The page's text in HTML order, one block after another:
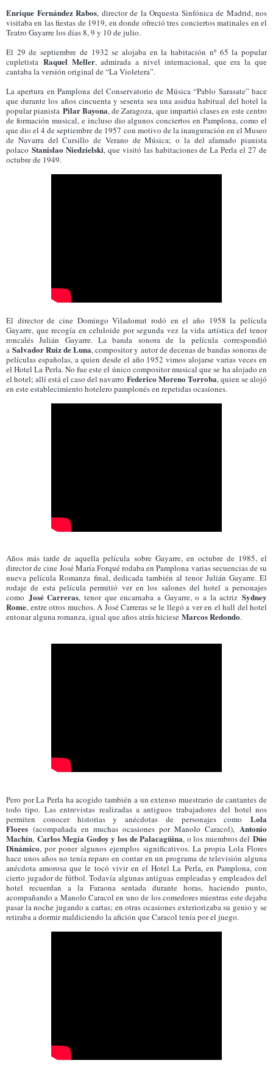
Enrique Fernández Rabos, director de la Orquesta Sinfónica de Madrid, nos
visitaba en las fiestas de 1919, en donde ofreció tres conciertos matinales en el
Teatro Gayarre los días 8, 9 y 10 de julio.
El 29 de septiembre de 1932 se alojaba en la habitación nº 65 la popular
cupletista Raquel Meller, admirada a nivel internacional, que era la que
cantaba la versión original de “La Violetera”.
La apertura en Pamplona del Conservatorio de Música “Pablo Sarasate” hace
que durante los años cincuenta y sesenta sea una asidua habitual del hotel la
popular pianista Pilar Bayona, de Zaragoza, que impartió clases en este centro
de formación musical, e incluso dio algunos conciertos en Pamplona, como el
que dio el 4 de septiembre de 1957 con motivo de la inauguración en el Museo
de Navarra del Cursillo de Verano de Música; o la del afamado pianista
polaco Stanislao Niedzielski, que visitó las habitaciones de La Perla el 27 de
octubre de 1949.
El director de cine Domingo Viladomat rodó en el año 1958 la película
Gayarre, que recogía en celuloide por segunda vez la vida artística del tenor
roncalés Julián Gayarre. La banda sonora de la película correspondió
aSalvador Ruiz de Luna, compositor y autor de decenas de bandas sonoras de
películas españolas, a quien desde el año 1952 vimos alojarse varias veces en
el Hotel La Perla. No fue este el único compositor musical que se ha alojado en
el hotel; allí está el caso del navarro Federico Moreno Torroba, quien se alojó
en este establecimiento hotelero pamplonés en repetidas ocasiones.
Años más tarde de aquella película sobre Gayarre, en octubre de 1985, el
director de cine José María Forqué rodaba en Pamplona varias secuencias de su
nueva película Romanza final, dedicada también al tenor Julián Gayarre. El
rodaje de esta película permitió ver en los salones del hotel a personajes
como José Carreras, tenor que encarnaba a Gayarre, o a la actrizSydney
Rome, entre otros muchos. A José Carreras se le llegó a ver en el hall del hotel
entonar alguna romanza, igual que años atrás hiciese Marcos Redondo.
Pero por La Perla ha acogido también a un extenso muestrario de cantantes de
todo tipo. Las entrevistas realizadas a antiguos trabajadores del hotel nos
permiten conocer historias y anécdotas de personajes como Lola
Flores (acompañada en muchas ocasiones por Manolo Caracol), Antonio
Machín, Carlos Megía Godoy y los de Palacagüina, o los miembros delDúo
Dinámico, por poner algunos ejemplos significativos. La propia Lola Flores
hace unos años no tenía reparo en contar en un programa de televisión alguna
anécdota amorosa que le tocó vivir en el Hotel La Perla, en Pamplona, con
cierto jugador de fútbol. Todavía algunas antiguas empleadas y empleados del
hotel recuerdan a la Faraona sentada durante horas, haciendo punto,
acompañando a Manolo Caracol en uno de los comedores mientras este dejaba
pasar la noche jugando a cartas; en otras ocasiones exteriorizaba su genio y se
retiraba a dormir maldiciendo la afición que Caracol tenía por el juego.